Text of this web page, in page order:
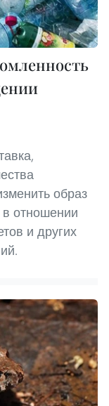
образ
отношении
и других